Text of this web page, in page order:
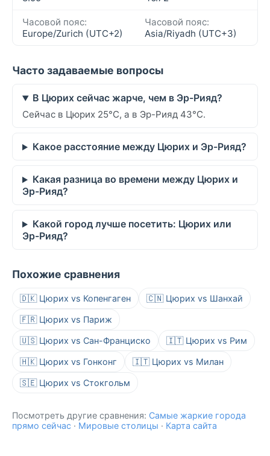
Часовой пояс:
Europe/Zurich (UTC+2)
Часовой пояс:
Asia/Riyadh (UTC+3)
Часто задаваемые вопросы
В Цюрих сейчас жарче, чем в Эр-Рияд?
Сейчас в Цюрих 25°C, а в Эр-Рияд 43°C.
Какое расстояние между Цюрих и Эр-Рияд?
Какая разница во времени между Цюрих и
Эр-Рияд?
Какой город лучше посетить: Цюрих или
Эр-Рияд?
Похожие сравнения
🇩🇰 Цюрих vs Копенгаген 🇨🇳 Цюрих vs Шанхай
🇫🇷 Цюрих vs Париж
🇺🇸 Цюрих vs Сан-Франциско 🇮🇹 Цюрих vs Рим
🇭🇰 Цюрих vs Гонконг 🇮🇹 Цюрих vs Милан
🇸🇪 Цюрих vs Стокгольм
Посмотреть другие сравнения: Самые жаркие города
прямо сейчас · Мировые столицы · Карта сайта